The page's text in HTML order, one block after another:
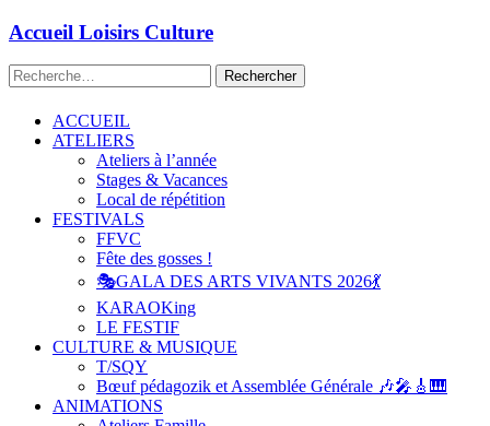
Aller
contenu
principal
Accueil Loisirs Culture
Rechercher :
ACCUEIL
ATELIERS
Ateliers à l’année
Stages & Vacances
Local de répétition
FESTIVALS
FFVC
Fête des gosses !
🎭GALA DES ARTS VIVANTS 2026💃
KARAOKing
LE FESTIF
CULTURE & MUSIQUE
T/SQY
Bœuf pédagozik et Assemblée Générale 🎶🎤🎸🎹
ANIMATIONS